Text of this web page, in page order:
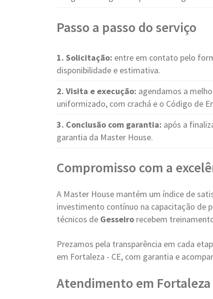
Passo a passo do serviço
1. Solicitação: entre em contato pelo
disponibilidade e estimativa.
2. Visita e execução: agendamos a
uniformizado, com crachá e o Código de
3. Conclusão com garantia: após a
garantia da Master House.
Compromisso com a
A Master House mantém um índice de
investimento contínuo na capacitação de
técnicos de Gesseiro recebem
Prezamos pela transparência em cada
em Fortaleza - CE, com garantia e
Atendimento em Fortaleza